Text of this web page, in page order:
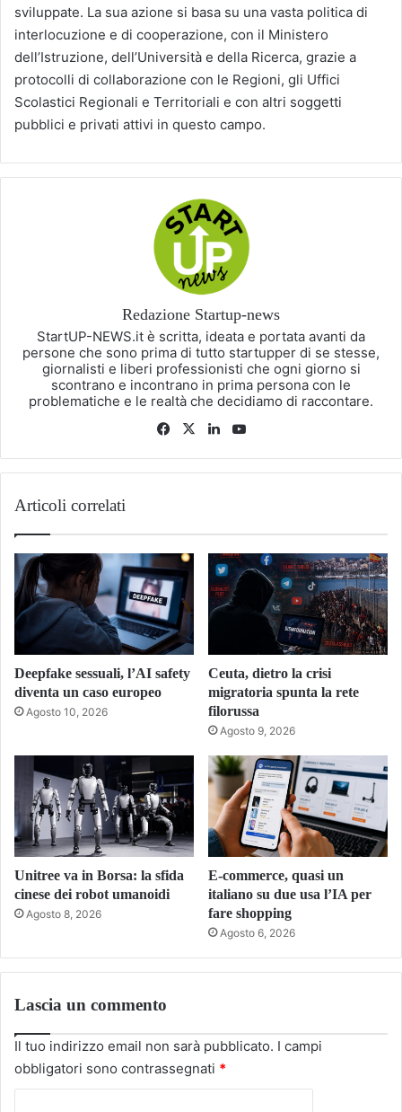
sviluppate. La sua azione si basa su una vasta politica di
interlocuzione e di cooperazione, con il Ministero
dell’Istruzione, dell’Università e della Ricerca, grazie a
protocolli di collaborazione con le Regioni, gli Uffici
Scolastici Regionali e Territoriali e con altri soggetti
pubblici e privati attivi in questo campo.
Redazione Startup-news
StartUP-NEWS.it è scritta, ideata e portata avanti da
persone che sono prima di tutto startupper di se stesse,
giornalisti e liberi professionisti che ogni giorno si
scontrano e incontrano in prima persona con le
problematiche e le realtà che decidiamo di raccontare.
Facebook
X LinkedIn
Articoli correlati
Deepfake sessuali, l’AI safety
diventa un caso europeo
Agosto 10, 2026
Ceuta, dietro la crisi
migratoria spunta la rete
filorussa
Agosto 9, 2026
Unitree va in Borsa: la sfida
cinese dei robot umanoidi
Agosto 8, 2026
E-commerce, quasi un
italiano su due usa l’IA per
fare shopping
Agosto 6, 2026
Lascia un commento
Il tuo indirizzo email non sarà pubblicato. I campi
obbligatori sono contrassegnati *